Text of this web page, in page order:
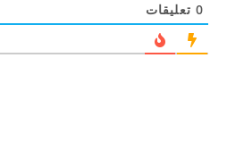
0 تعليقات